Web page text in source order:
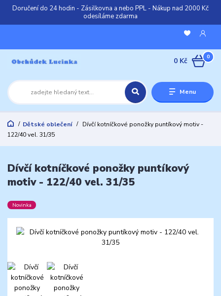
Doručení do 24 hodin - Zásilkovna a nebo PPL - Nákup nad 2000 Kč
odesíláme zdarma
Menu
0
0 Kč
Dětské oblečení
Dívčí kotníčkové ponožky puntíkový motiv -
122/40 vel. 31/35
Dívčí kotníčkové ponožky puntíkový
motiv - 122/40 vel. 31/35
Novinka